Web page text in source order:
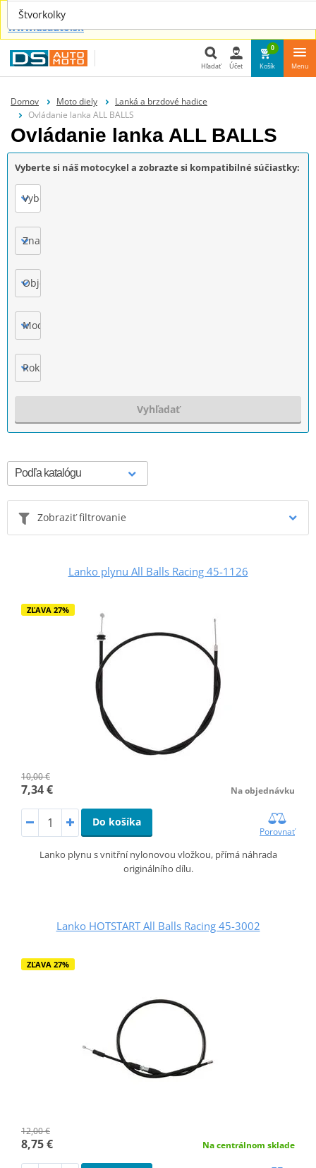
Náhradné diely aj pre tvoje auto nájdeš u nás na
www.dsauto.sk
Hľadať Účet
0
Košík Menu
Domov Moto diely
Lanká a brzdové hadice
Ovládanie lanka ALL BALLS
Ovládanie lanka ALL BALLS
Vyberte si náš motocykel a zobrazte si kompatibilné súčiastky:
Vyberte
Značka
Objem motora
Model
Rok výroby
Vyhľadať
Zobraziť filtrovanie
Lanko plynu All Balls Racing 45-1126
ZĽAVA 27%
10,00 €
7,34 € Na objednávku
Do košíka
Porovnať
Lanko plynu s vnitřní nylonovou vložkou, přímá náhrada
originálního dílu.
Lanko HOTSTART All Balls Racing 45-3002
ZĽAVA 27%
12,00 €
8,75 € Na centrálnom sklade
Štvorkolky